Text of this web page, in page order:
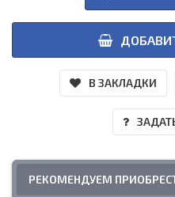
В ЗАКЛАДКИ
РЕКОМЕНДУЕМ